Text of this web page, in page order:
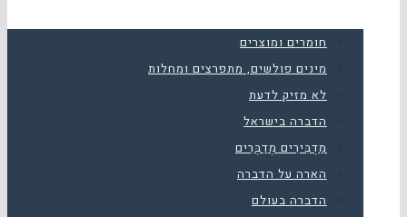
חומרים ומוצרים
מינים פולשים, מתפרצים ומחלות
לא מזיק לדעת
הדברה בישראל
מַדְבִּירִים מְדַבְּרִים
הארה על הדברה
הדברה בעולם